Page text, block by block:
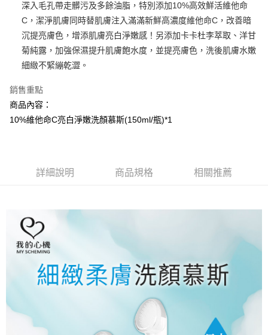
街口支付
悠遊付
AFTEE先享後付
相關說明
AFTEE先享後付是「在收到商品之後才付款」的支付方式。 讓您購物簡單
便利好安心！
１．簡單：不需註冊會員、不需綁卡、不需儲值。
２．便利：只要手機號碼，簡訊認證，即可結帳。
１．於結帳方式選擇「AFTEE先享後付」後，將跳轉至「AFTEE先享後付」
結帳頁面，進行簡訊認證並確認金額後，即可完成結帳。
ATM／網路銀行／等多元方式進行付款，方視為交易完成。
※ 請注意：結帳手續完成當下不需立刻繳費，但若您需要取消訂單，請聯絡
購買商品的店家。未經商家同意取消之訂單仍視為有效，需透過AFTEE先享
後付繳納相關費用。
※ 交易是否成功請以「AFTEE先享後付 」之結帳頁面顯示為準，若有關於
是否繳費成功／繳費後需取消欲退款等相關疑問，請聯繫「AFTEE先享後付
客戶支援中心」https://netprotections.freshdesk.com/support/home
１．透過由恩沛科技股份有限公司提供之「AFTEE先享後付」服務完成之交
易，需依本服務之必要範圍內提供個人資料，並將交易相關給付款項請求債
權轉讓予恩沛科技股份有限公司。
全家取貨付款
每筆NT$100，滿NT$799(含以上)免運費
每筆NT$100，滿NT$1,000(含以上)免運費
海外配送(普通)
深入毛孔帶走髒污及多餘油脂，特別添加10%高效鮮活維他命
C，潔淨肌膚同時替肌膚注入滿滿新鮮高濃度維他命C，改善暗
沉提亮膚色，增添肌膚亮白淨嫩感！另添加卡卡杜李萃取、洋甘
菊純露，加強保濕提升肌膚飽水度，並提亮膚色，洗後肌膚水嫩
細緻不緊繃乾澀。
銷售重點
商品內容：
10%維他命C亮白淨嫩洗顏慕斯(150ml/瓶)*1
詳細說明 商品規格 相關推薦